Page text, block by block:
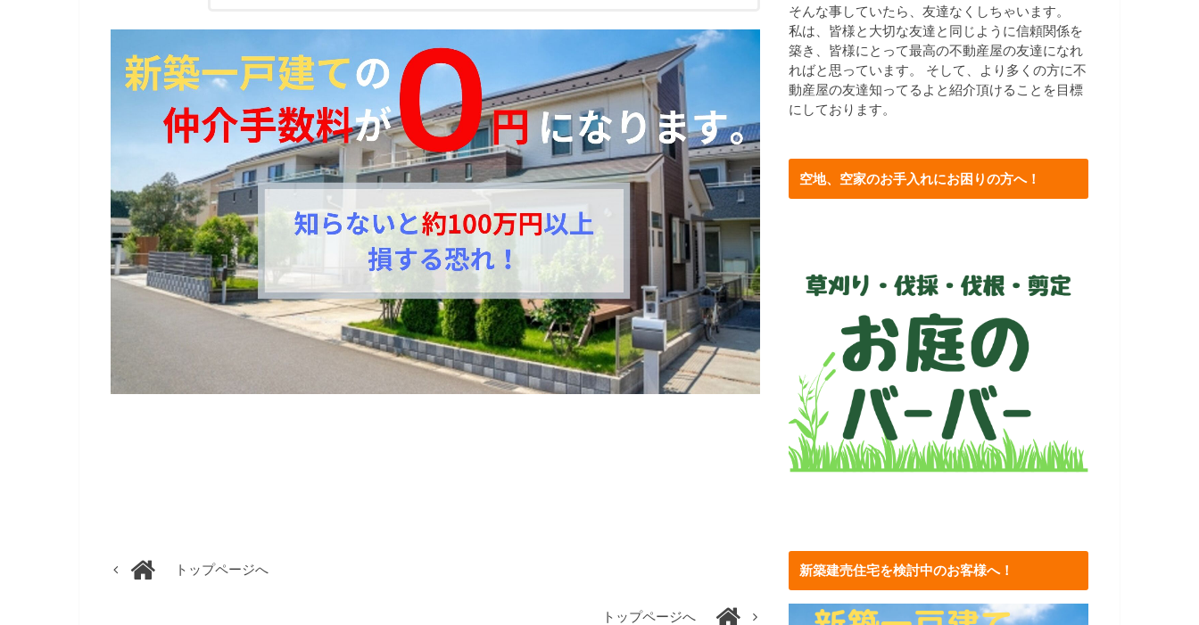
トップページへ
トップページへ
そんな事していたら、友達なくしちゃいます。
私は、皆様と大切な友達と同じように信頼関係を
築き、皆様にとって最高の不動産屋の友達になれ
ればと思っています。 そして、より多くの方に不
動産屋の友達知ってるよと紹介頂けることを目標
にしております。
空地、空家のお手入れにお困りの方へ！
新築建売住宅を検討中のお客様へ！